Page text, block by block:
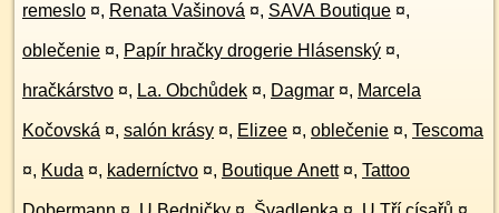
remeslo ¤, Renata Vašinová ¤, SAVA Boutique ¤,
oblečenie ¤, Papír hračky drogerie Hlásenský ¤,
hračkárstvo ¤, La. Obchůdek ¤, Dagmar ¤, Marcela
Kočovská ¤, salón krásy ¤, Elizee ¤, oblečenie ¤, Tescoma
¤, Kuda ¤, kaderníctvo ¤, Boutique Anett ¤, Tattoo